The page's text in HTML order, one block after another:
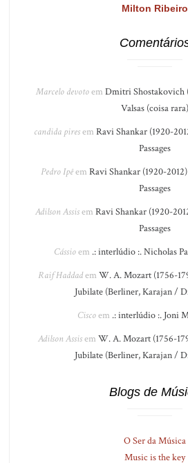
Milton Ribeiro
Marcelo devotoem Dmitri Shostakovich
Valsas (coisa rara)
candida piresem Ravi Shankar (1920-
Passages
Pedro Ipêem Ravi Shankar (1920-
Passages
Adilson Assisem Ravi Shankar (1920-
Passages
Cássioem .: interlúdio :. Nicholas
Raif Haddadem W. A. Mozart (1756-
Jubilate (Berliner, Karajan /
Ciscoem .: interlúdio :. Joni
Adilson Assisem W. A. Mozart (1756-
Jubilate (Berliner, Karajan /
Blogs de
O Ser da Música
Music is the key